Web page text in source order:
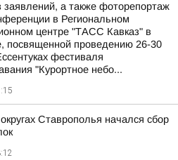
заявлений, а также фоторепортаж
в Региональном
центре "ТАСС Кавказ" в
посвященной проведению 26-30
фестиваля
"Курортное небо...
Ставрополья начался сбор